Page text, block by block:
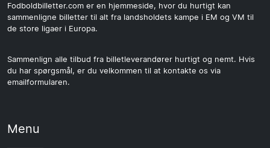
Fodboldbilletter.com er en hjemmeside, hvor du hurtigt kan
sammenligne billetter til alt fra landsholdets kampe i EM og VM til
de store ligaer i Europa.
Sammenlign alle tilbud fra billetleverandører hurtigt og nemt. Hvis
du har spørgsmål, er du velkommen til at kontakte os via
emailformularen.
Menu